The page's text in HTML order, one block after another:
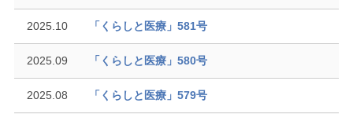
2025.10 「くらしと医療」581号
2025.09 「くらしと医療」580号
2025.08 「くらしと医療」579号